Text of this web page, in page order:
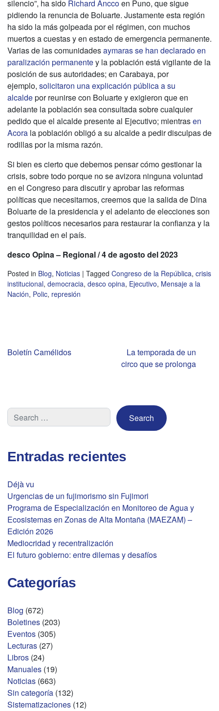
silencio”, ha sido Richard Anccoen Puno, que sigue
pidiendo la renuncia de Boluarte. Justamente esta región
ha sido la más golpeada por el régimen, con muchos
muertos a cuestas y en estado de emergencia permanente.
Varias de las comunidadesaymaras se han declarado en
paralización permanentey la población está vigilante de la
posición de sus autoridades; en Carabaya, por
ejemplo, solicitaron una explicación pública a su
alcaldepor reunirse con Boluarte y exigieron que en
adelante la población sea consultada sobre cualquier
pedido que el alcalde presente al Ejecutivo; mientrasen
Acora la población obligó a su alcalde a pedir disculpas de
rodillas por la misma razón.
Si bien es cierto que debemos pensar cómo gestionar la
crisis, sobre todo porque no se avizora ninguna voluntad
en el Congreso para discutir y aprobar las reformas
políticas que necesitamos, creemos que la salida de Dina
Boluarte de la presidencia y el adelanto de elecciones son
gestos políticos necesarios para restaurar la confianza y la
tranquilidad en el país.
desco Opina – Regional / 4 de agosto del 2023
Posted in Blog, Noticias | Tagged Congreso de la República, crisis
institucional, democracia, desco opina, Ejecutivo, Mensaje a la
Nación, Polic, represión
Navegación
Boletín Camélidos
La temporada de un
circo que se prolonga
Entradas recientes
Déjà vu
Urgencias de un fujimorismo sin Fujimori
Programa de Especialización en Monitoreo de Agua y
Ecosistemas en Zonas de Alta Montaña (MAEZAM) –
Edición 2026
Mediocridad y recentralización
El futuro gobierno: entre dilemas y desafíos
Categorías
Blog (672)
Boletines (203)
Eventos (305)
Lecturas (27)
Libros (24)
Manuales (19)
Noticias (663)
Sin categoría (132)
Sistematizaciones (12)